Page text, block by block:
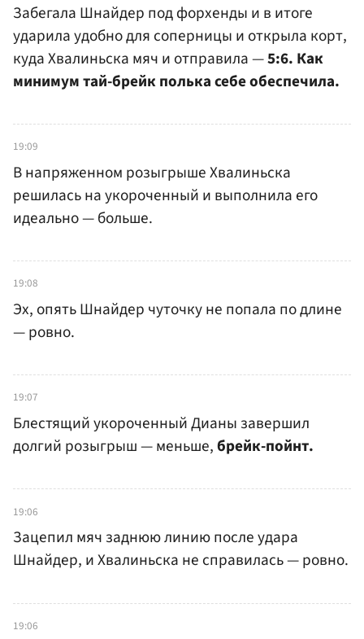
Забегала Шнайдер под форхенды и в итоге
ударила удобно для соперницы и открыла корт,
куда Хвалиньска мяч и отправила —5:6. Как
минимум тай-брейк полька себе обеспечила.
19:09
В напряженном розыгрыше Хвалиньска
решилась на укороченный и выполнила его
идеально — больше.
19:08
Эх, опять Шнайдер чуточку не попала по длине
— ровно.
19:07
Блестящий укороченный Дианы завершил
долгий розыгрыш — меньше,брейк-пойнт.
19:06
Зацепил мяч заднюю линию после удара
Шнайдер, и Хвалиньска не справилась — ровно.
19:06